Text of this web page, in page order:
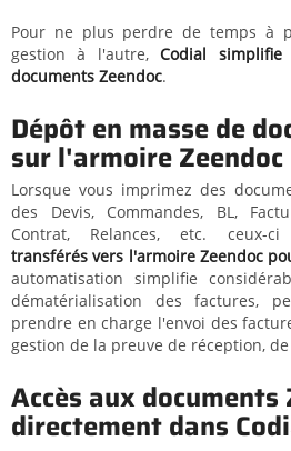
Pour ne plus perdre de temps à
gestion à l'autre,Codial
documents Zeendoc.
Dépôt en masse de
sur l'armoire Zeendoc
Lorsque vous imprimez des
des Devis, Commandes, BL,
Contrat, Relances, etc. ceux-
transférés vers l'armoire Zeendoc
automatisation simplifie
dématérialisation des factures,
prendre en charge l'envoi des
gestion de la preuve de réception,
Accès aux documents
directement dans